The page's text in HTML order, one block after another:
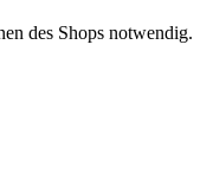
des Shops notwendig.